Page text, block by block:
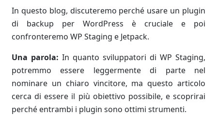
In questo blog, discuteremo perché usare un plugin
di backup per WordPress è cruciale e poi
confronteremo WP Staging e Jetpack.
Una parola: In quanto sviluppatori di WP Staging,
potremmo essere leggermente di parte nel
nominare un chiaro vincitore, ma questo articolo
cerca di essere il più obiettivo possibile, e scoprirai
perché entrambi i plugin sono ottimi strumenti.